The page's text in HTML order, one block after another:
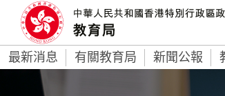
最新消息 有關教育局 新聞公報